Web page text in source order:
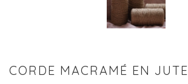
CORDE MACRAMÉ EN JUTE